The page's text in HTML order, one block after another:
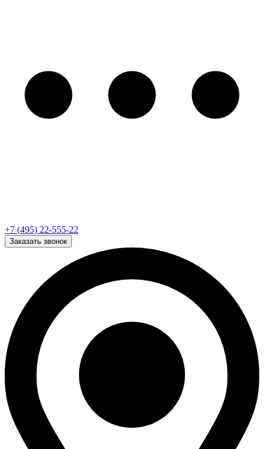
+7 (495) 22-555-22
Заказать звонок